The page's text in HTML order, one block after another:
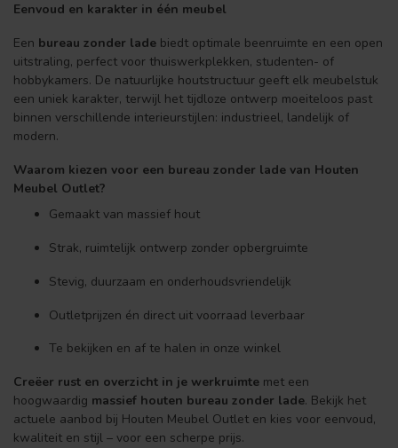
Eenvoud en karakter in één meubel
Een bureau zonder lade biedt optimale beenruimte en een open
uitstraling, perfect voor thuiswerkplekken, studenten- of
hobbykamers. De natuurlijke houtstructuur geeft elk meubelstuk
een uniek karakter, terwijl het tijdloze ontwerp moeiteloos past
binnen verschillende interieurstijlen: industrieel, landelijk of
modern.
Waarom kiezen voor een bureau zonder lade van Houten
Meubel Outlet?
Gemaakt van massief hout
Strak, ruimtelijk ontwerp zonder opbergruimte
Stevig, duurzaam en onderhoudsvriendelijk
Outletprijzen én direct uit voorraad leverbaar
Te bekijken en af te halen in onze winkel
Creëer rust en overzicht in je werkruimte met een
hoogwaardig massief houten bureau zonder lade. Bekijk het
actuele aanbod bij Houten Meubel Outlet en kies voor eenvoud,
kwaliteit en stijl – voor een scherpe prijs.